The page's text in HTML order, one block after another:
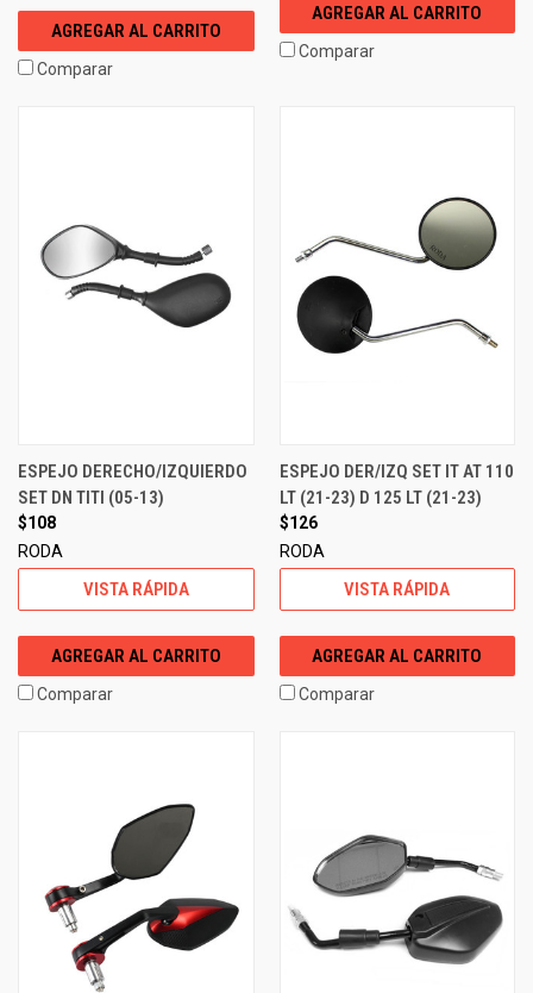
AGREGAR AL CARRITO
Comparar
AGREGAR AL CARRITO
Comparar
ESPEJO DERECHO/IZQUIERDO
SET DN TITI (05-13)
$108
RODA
VISTA RÁPIDA
AGREGAR AL CARRITO
Comparar
ESPEJO DER/IZQ SET IT AT 110
LT (21-23) D 125 LT (21-23)
$126
RODA
VISTA RÁPIDA
AGREGAR AL CARRITO
Comparar